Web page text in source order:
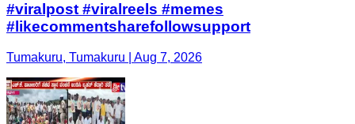
#viralpost #viralreels #memes
#likecommentsharefollowsupport
Tumakuru, Tumakuru | Aug 7, 2026